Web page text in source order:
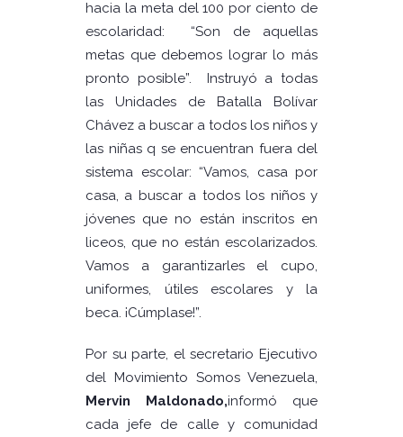
hacia la meta del 100 por ciento de
escolaridad: “Son de aquellas
metas que debemos lograr lo más
pronto posible”. Instruyó a todas
las Unidades de Batalla Bolívar
Chávez a buscar a todos los niños y
las niñas q se encuentran fuera del
sistema escolar: “Vamos, casa por
casa, a buscar a todos los niños y
jóvenes que no están inscritos en
liceos, que no están escolarizados.
Vamos a garantizarles el cupo,
uniformes, útiles escolares y la
beca. ¡Cúmplase!”.
Por su parte, el secretario Ejecutivo
del Movimiento Somos Venezuela,
Mervin Maldonado,informó que
cada jefe de calle y comunidad